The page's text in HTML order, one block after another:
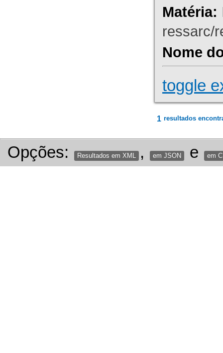
Matéria:
ressarc/
Nome
toggle
1 resultados
Opções: Resultados em XML , em JSON e em